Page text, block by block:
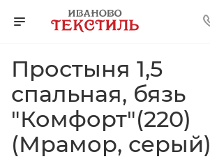
Простыня 1,5
спальная, бязь
"Комфорт"(220)
(Мрамор, серый)